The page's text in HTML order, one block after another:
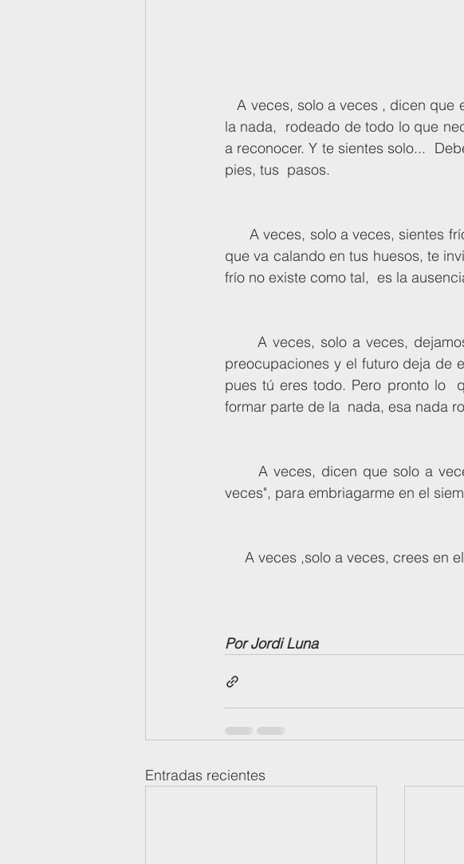
   A veces, solo a veces , dicen que el camino se detiene y te encuentras  solo en medio de
la nada,  rodeado de todo lo que
a reconocer. Y te sientes solo...
pies, tus  pasos.
      A veces, solo a veces, sientes frío cerca del mar. La brisa te lo  recuerda y la humedad,
que va calando en tus huesos, te
frío no existe como tal,  es la
      A veces, solo a veces, dejamos de pensar. Y en ese momento ínfimo en  el que las
preocupaciones y el futuro deja de
pues tú eres todo. Pero pronto lo
formar parte de la  nada, esa nada
veces", para embriagarme en el
A veces ,solo a veces, crees
Por Jordi Luna
Entradas recientes